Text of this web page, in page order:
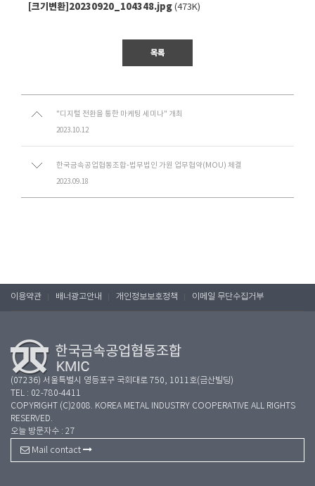
[크기변환]20230920_104348.jpg (473K)
목록
"디지털 전환을 통한 마케팅 세미나" 개최
2023.10.12
한국금속공업협동조합-법무법인 가원 업무협약(MOU) 체결
2023.09.18
이용약관 배너광고안내 개인정보보호정책 이메일 무단수집거부
(07236) 서울특별시 영등포구 국회대로 750, 1011호(금산빌딩)
TEL : 02-780-4411
COPYRIGHT (C)2008. KOREA METAL INDUSTRY COOPERATIVE ALL RIGHTS
RESERVED.
오늘 방문자수 : 27
Mail contact